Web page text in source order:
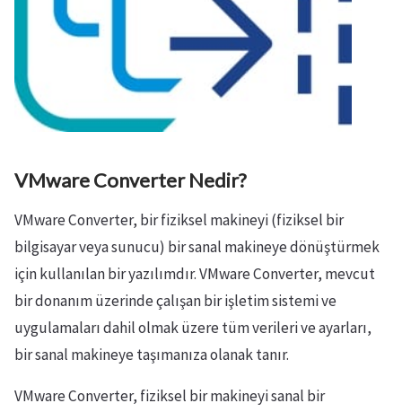
VMware Converter Nedir?
VMware Converter, bir fiziksel makineyi (fiziksel bir
bilgisayar veya sunucu) bir sanal makineye dönüştürmek
için kullanılan bir yazılımdır. VMware Converter, mevcut
bir donanım üzerinde çalışan bir işletim sistemi ve
uygulamaları dahil olmak üzere tüm verileri ve ayarları,
bir sanal makineye taşımanıza olanak tanır.
VMware Converter, fiziksel bir makineyi sanal bir